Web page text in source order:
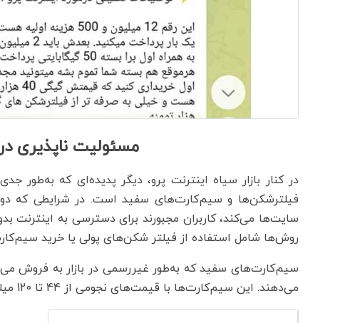
مسئولیت ناپذیری
در کنار بازار سیاه اینترنت پرو، دیگر پدیده‌ای که به‌طور
فیلترشکن‌ها و سیم‌کارت‌های سفید است. در شرایطی که
سایت‌ها می‌کند، کاربران مجبورند برای دسترسی به
روش‌ها شامل استفاده از فیلتر شکن‌های پولی یا خرید
سیم‌کارت‌های سفید که به‌طور غیررسمی در بازار به فروش
می‌دهند. این سیم‌کارت‌ها با قیمت‌های نجومی از 44 تا 120 میلیون تومان در پلتفرم‌ها به فروش می‌رسد.